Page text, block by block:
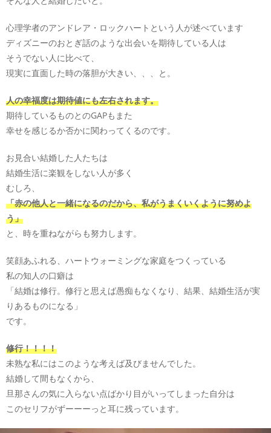
心理学者のアンドレア・ロックハートという人が述べています
ディズニーのおとぎ話のような出会いを期待している人は
そうでない人に比べて、
現実に直面した時の落胆が大きい、、、と。
人の幸福度は期待値にも左右されます。
期待しているものとのGAPもまた
幸せを感じるか否かに関わってくるのです。
お見合い結婚した人たちは
結婚生活に楽観をしない人が多く
むしろ、
「赤の他人と一緒になるのだから、私がうまくいくように努めよ
う」
と、時を重ねながらも努力します。
笑顔あふれる、ハートウォーミングな家庭をつくっている
私の知人の口癖は
「結婚は修行。修行と思えば愚痴もなくなり、結果、結婚生活が実
りあるものになる」
です。
修行！！！！
未熟な私にはこのような考えば及びませんでした。
結婚して間もなくから、
旦那さんの気に入らない点ばかり目がいってしまった自分は
このセリフがずーーーっと耳に残っています。